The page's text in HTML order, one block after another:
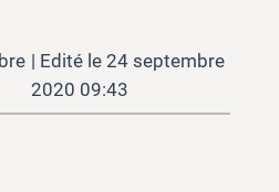
24 septembre
2020 09:43